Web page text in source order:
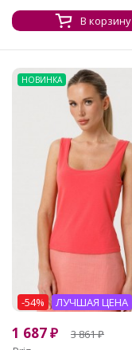
В корзину
НОВИНКА
-54% ЛУЧШАЯ ЦЕНА
1 687₽ 3 861₽